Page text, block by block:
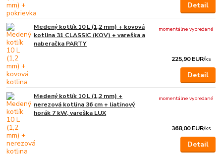
Detail
Medený kotlík 10 L (1,2 mm) + kovová
kotlina 31 CLASSIC (KOV) + vareška a
naberačka PARTY
225,90 EUR/ks
momentálne vypredané
Detail
Medený kotlík 10 L (1,2 mm) +
nerezová kotlina 36 cm + liatinový
horák 7 kW, vareška LUX
368,00 EUR/ks
momentálne vypredané
Detail